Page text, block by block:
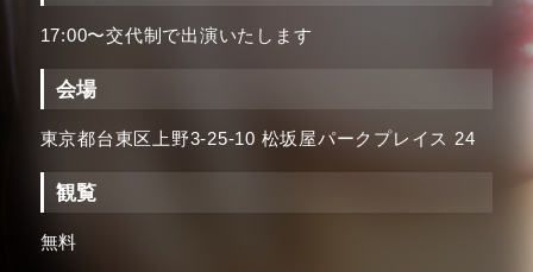
17:00〜交代制で出演いたします
会場
東京都台東区上野3-25-10 松坂屋パークプレイス 24
観覧
無料